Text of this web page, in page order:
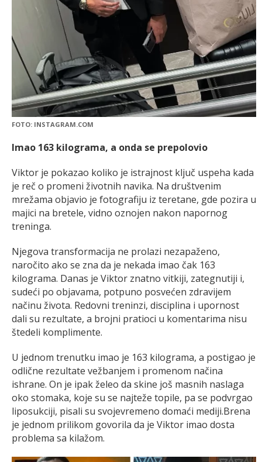
FOTO: INSTAGRAM.COM
Imao 163 kilograma, a onda se prepolovio
Viktor je pokazao koliko je istrajnost ključ uspeha kada
je reč o promeni životnih navika. Na društvenim
mrežama objavio je fotografiju iz teretane, gde pozira u
majici na bretele, vidno oznojen nakon napornog
treninga.
Njegova transformacija ne prolazi nezapaženo,
naročito ako se zna da je nekada imao čak 163
kilograma. Danas je Viktor znatno vitkiji, zategnutiji i,
sudeći po objavama, potpuno posvećen zdravijem
načinu života. Redovni treninzi, disciplina i upornost
dali su rezultate, a brojni pratioci u komentarima nisu
štedeli komplimente.
U jednom trenutku imao je 163 kilograma, a postigao je
odlične rezultate vežbanjem i promenom načina
ishrane. On je ipak želeo da skine još masnih naslaga
oko stomaka, koje su se najteže topile, pa se podvrgao
liposukciji, pisali su svojevremeno domaći mediji.Brena
je jednom prilikom govorila da je Viktor imao dosta
problema sa kilažom.